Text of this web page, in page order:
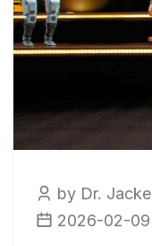
by Dr.
2026-02-09